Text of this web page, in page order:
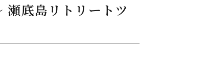
瀬底島リトリートツ